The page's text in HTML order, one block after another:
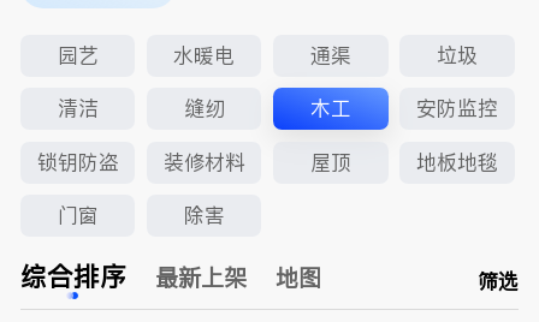
园艺 水暖电 通渠 垃圾
清洁 缝纫 木工 安防监控
锁钥防盗 装修材料 屋顶 地板地毯
门窗 除害
综合排序 最新上架 地图 筛选